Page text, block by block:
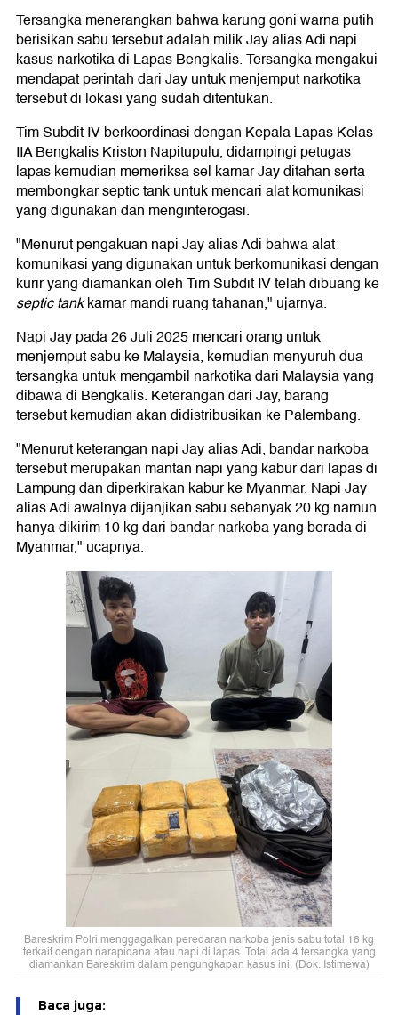
Tersangka menerangkan bahwa karung goni warna putih
berisikan sabu tersebut adalah milik Jay alias Adi napi
kasus narkotika di Lapas Bengkalis. Tersangka mengakui
mendapat perintah dari Jay untuk menjemput narkotika
tersebut di lokasi yang sudah ditentukan.
Tim Subdit IV berkoordinasi dengan Kepala Lapas Kelas
IIA Bengkalis Kriston Napitupulu, didampingi petugas
lapas kemudian memeriksa sel kamar Jay ditahan serta
membongkar septic tank untuk mencari alat komunikasi
yang digunakan dan menginterogasi.
"Menurut pengakuan napi Jay alias Adi bahwa alat
komunikasi yang digunakan untuk berkomunikasi dengan
kurir yang diamankan oleh Tim Subdit IV telah dibuang ke
septic tankkamar mandi ruang tahanan," ujarnya.
Napi Jay pada 26 Juli 2025 mencari orang untuk
menjemput sabu ke Malaysia, kemudian menyuruh dua
tersangka untuk mengambil narkotika dari Malaysia yang
dibawa di Bengkalis. Keterangan dari Jay, barang
tersebut kemudian akan didistribusikan ke Palembang.
"Menurut keterangan napi Jay alias Adi, bandar narkoba
tersebut merupakan mantan napi yang kabur dari lapas di
Lampung dan diperkirakan kabur ke Myanmar. Napi Jay
alias Adi awalnya dijanjikan sabu sebanyak 20 kg namun
hanya dikirim 10 kg dari bandar narkoba yang berada di
Myanmar," ucapnya.
Bareskrim Polri menggagalkan peredaran narkoba jenis sabu total 16 kg
terkait dengan narapidana atau napi di lapas. Total ada 4 tersangka yang
diamankan Bareskrim dalam pengungkapan kasus ini. (Dok. Istimewa)
Baca juga: